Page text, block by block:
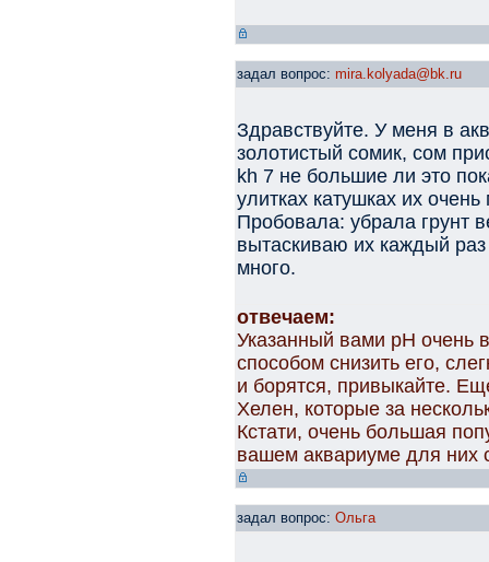
задал вопрос: mira.kolyada@bk.ru
Здравствуйте. У меня в
золотистый сомик, сом
kh 7 не большие ли это
улитках катушках их
Пробовала: убрала грунт
вытаскиваю их каждый
много.
отвечаем:
Указанный вами рН очень
способом снизить его,
и борятся, привыкайте.
Хелен, которые за
Кстати, очень большая
вашем аквариуме для них
задал вопрос: Ольга